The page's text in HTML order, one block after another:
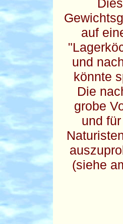
auf
und
könnte
Die
grobe
und
(siehe